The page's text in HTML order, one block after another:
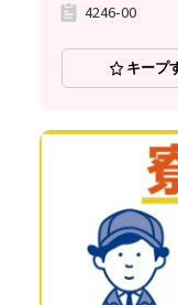
4246-00
キープ